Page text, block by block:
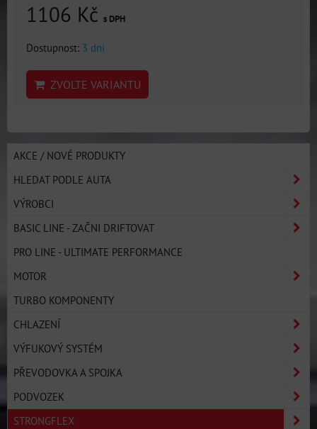
1106 Kč s DPH
Dostupnost: 3 dni
ZVOLTE VARIANTU
AKCE / NOVÉ PRODUKTY
HLEDAT PODLE AUTA
VÝROBCI
BASIC LINE - ZAČNI DRIFTOVAT
PRO LINE - ULTIMATE PERFORMANCE
MOTOR
TURBO KOMPONENTY
CHLAZENÍ
VÝFUKOVÝ SYSTÉM
PŘEVODOVKA A SPOJKA
PODVOZEK
STRONGFLEX